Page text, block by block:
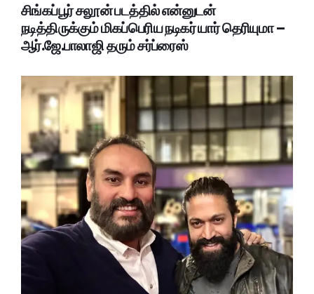
சிங்கப்பூர் சலூன் படத்தில் என்னுடன்
நடித்திருக்கும் மிகப்பெரிய நடிகர் யார் தெரியுமா –
ஆர்.ஜே.பாலாஜி தரும் சர்ப்ரைஸ்